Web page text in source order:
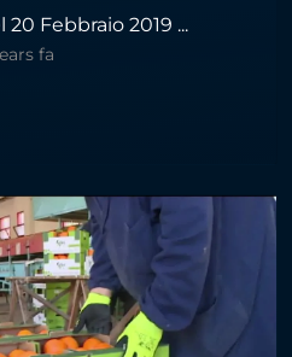
Febbraio 2019 ...
fa